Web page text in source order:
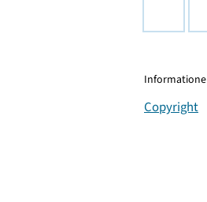
Copyright